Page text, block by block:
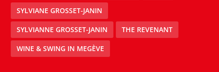
SYLVIANE GROSSET-JANIN
SYLVIANNE GROSSET-JANIN THE REVENANT
WINE & SWING IN MEGÈVE